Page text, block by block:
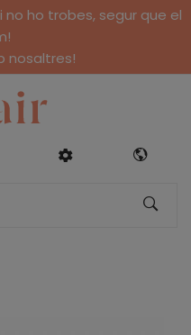
ho trobes, segur que el
nosaltres!